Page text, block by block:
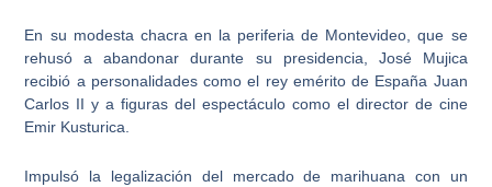
En su modesta chacra en la periferia de Montevideo, que se
rehusó a abandonar durante su presidencia, José Mujica
recibió a personalidades como el rey emérito de España Juan
Carlos IIy a figuras del espectáculo como el director de cine
Emir Kusturica.
Impulsó la legalización del mercado de marihuana con un